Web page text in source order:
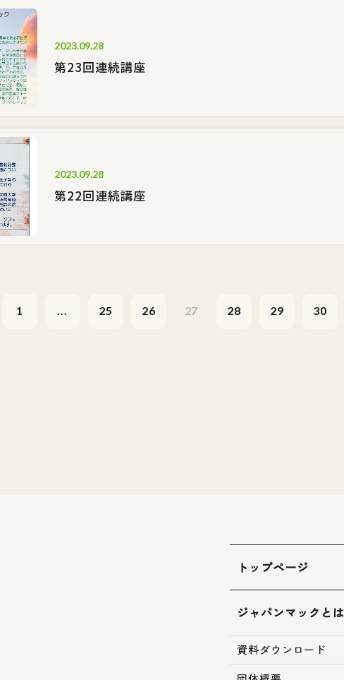
2023.09.28
第23回連続講座
2023.09.28
第22回連続講座
1 ... 25 26 27 28 29 30
トップページ
ジャパンマックとは
資料ダウンロード